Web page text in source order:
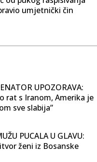
umjetnički čin
UPOZORAVA:
rat s Iranom, Amerika je
sve slabija”
PUCALA U GLAVU:
ženi iz Bosanske